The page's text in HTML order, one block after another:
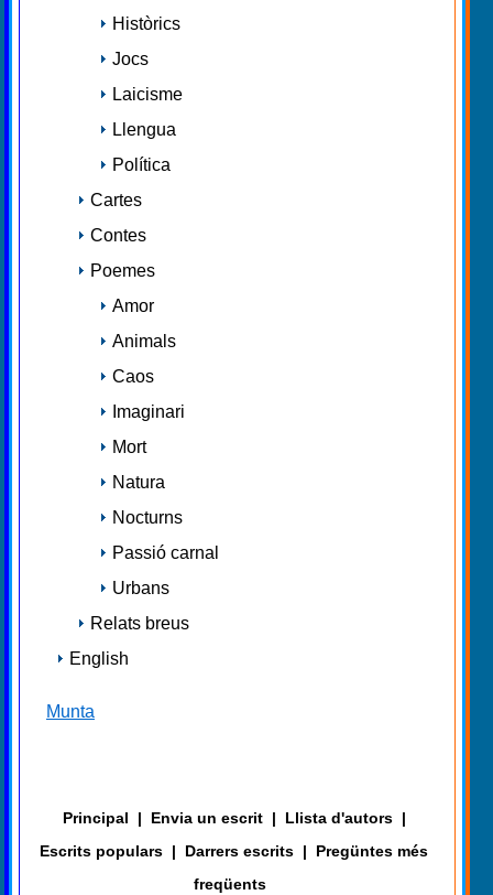
Històrics
Jocs
Laicisme
Llengua
Política
Cartes
Contes
Poemes
Amor
Animals
Caos
Imaginari
Mort
Natura
Nocturns
Passió carnal
Urbans
Relats breus
English
Munta
Principal | Envia un escrit | Llista d'autors |
Escrits populars | Darrers escrits |
Pregüntes més
freqüents